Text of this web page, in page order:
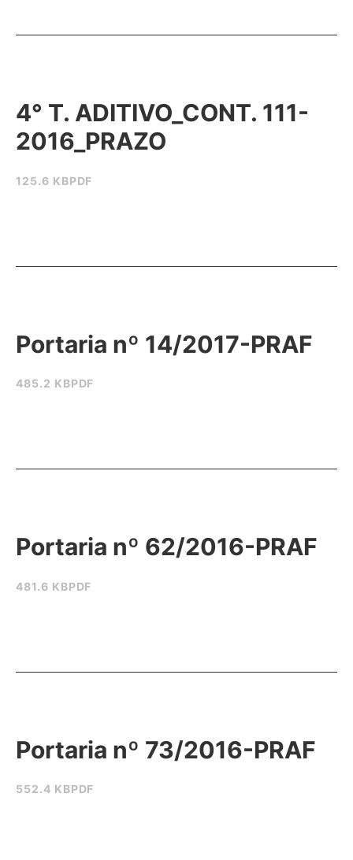
125.6 KBPDF
4° T. ADITIVO_CONT. 111-
2016_PRAZO
485.2 KBPDF
Portaria nº 14/2017-PRAF
481.6 KBPDF
Portaria nº 62/2016-PRAF
552.4 KBPDF
Portaria nº 73/2016-PRAF